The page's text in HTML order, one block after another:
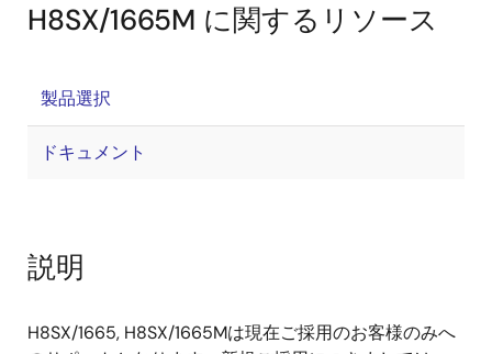
H8SX/1665M に関するリソース
製品選択
ドキュメント
説明
H8SX/1665, H8SX/1665Mは現在ご採用のお客様のみへ